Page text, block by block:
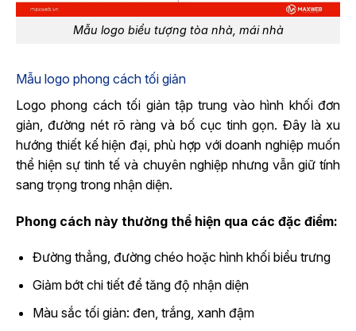
Mẫu logo biểu tượng tòa nhà, mái nhà
Mẫu logo phong cách tối giản
Logo phong cách tối giản tập trung vào hình khối đơn
giản, đường nét rõ ràng và bố cục tinh gọn. Đây là xu
hướng thiết kế hiện đại, phù hợp với doanh nghiệp muốn
thể hiện sự tinh tế và chuyên nghiệp nhưng vẫn giữ tính
sang trọng trong nhận diện.
Phong cách này thường thể hiện qua các đặc điểm:
Đường thẳng, đường chéo hoặc hình khối biểu trưng
Giảm bớt chi tiết để tăng độ nhận diện
Màu sắc tối giản: đen, trắng, xanh đậm